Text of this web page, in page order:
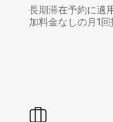
長期滞在予約に適
加料金なしの月1